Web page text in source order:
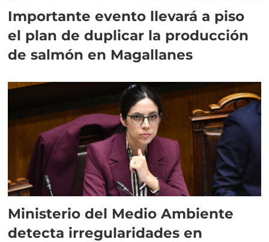
Importante evento llevará a piso
el plan de duplicar la producción
de salmón en Magallanes
Ministerio del Medio Ambiente
detecta irregularidades en